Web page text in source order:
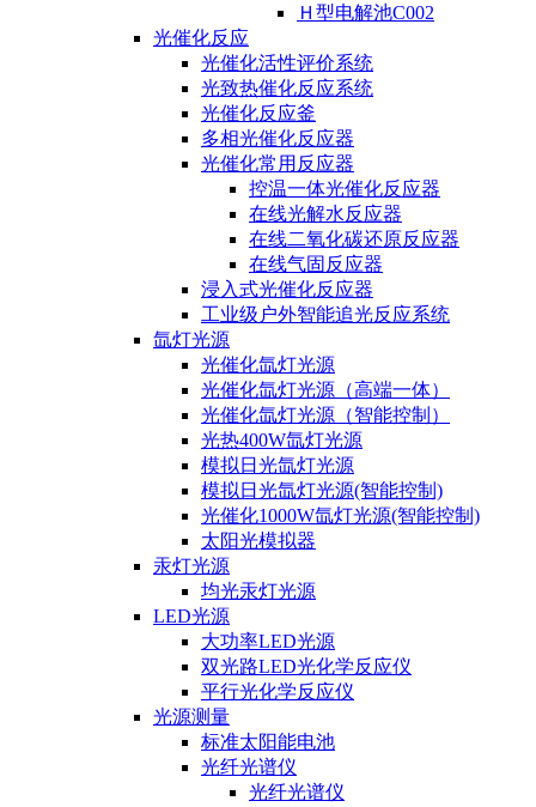
Ｈ型电解池C002
光催化反应
光催化活性评价系统
光致热催化反应系统
光催化反应釜
多相光催化反应器
光催化常用反应器
控温一体光催化反应器
在线光解水反应器
在线二氧化碳还原反应器
在线气固反应器
浸入式光催化反应器
工业级户外智能追光反应系统
氙灯光源
光催化氙灯光源
光催化氙灯光源（高端一体）
光催化氙灯光源（智能控制）
光热400W氙灯光源
模拟日光氙灯光源
模拟日光氙灯光源(智能控制)
光催化1000W氙灯光源(智能控制)
太阳光模拟器
汞灯光源
均光汞灯光源
LED光源
大功率LED光源
双光路LED光化学反应仪
平行光化学反应仪
光源测量
标准太阳能电池
光纤光谱仪
光纤光谱仪